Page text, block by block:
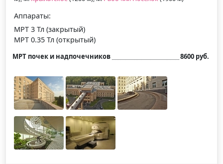
Аппараты:
МРТ 3 Тл (закрытый)
МРТ 0.35 Тл (открытый)
МРТ почек и надпочечников 8600 руб.